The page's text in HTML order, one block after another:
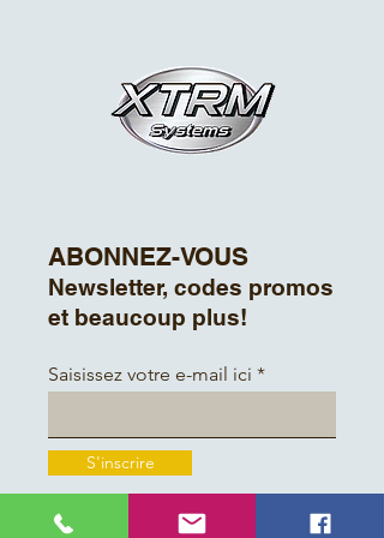
ABONNEZ-VOUS
Newsletter, codes promos
et beaucoup plus!
Saisissez votre e-mail ici
S'inscrire